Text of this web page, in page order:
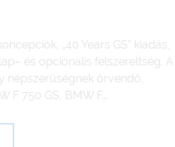
„40 Years GS” kiadás,
és opcionális felszereltség. A
népszerűségnek örvendő,
F 750 GS, BMW F…